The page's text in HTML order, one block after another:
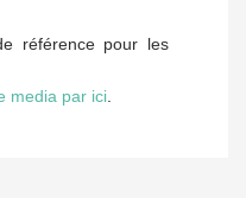
référence pour les
media par ici